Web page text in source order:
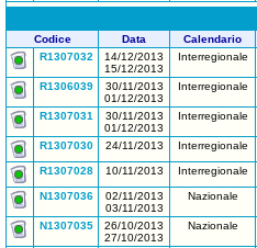
Codice Data Calendario
R1307032
14/12/2013
15/12/2013
Interregionale
R1306039
30/11/2013
01/12/2013
Interregionale
R1307031
30/11/2013
01/12/2013
Interregionale
R1307030
24/11/2013 Interregionale
R1307028 10/11/2013 Interregionale
N1307036
02/11/2013
03/11/2013
Nazionale
N1307035
26/10/2013
27/10/2013
Nazionale